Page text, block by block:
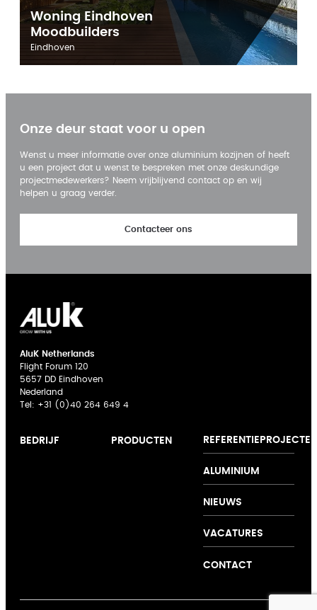
Woning Eindhoven
Moodbuilders
Eindhoven
Onze deur staat voor u open
Wenst u meer informatie over onze aluminium kozijnen of heeft
u een project dat u wenst te bespreken met onze deskundige
projectmedewerkers? Neem vrijblijvend contact op en wij
helpen u graag verder.
Contacteer ons
AluK Netherlands
Flight Forum 120
5657 DD Eindhoven
Nederland
Tel: +31 (0)40 264 649 4
BEDRIJF PRODUCTEN
Schuifdeursystemen
Vouwwandsysteem
Vliesgevelsystemen
REFERENTIEPROJECTEN
ALUMINIUM
NIEUWS
VACATURES
CONTACT